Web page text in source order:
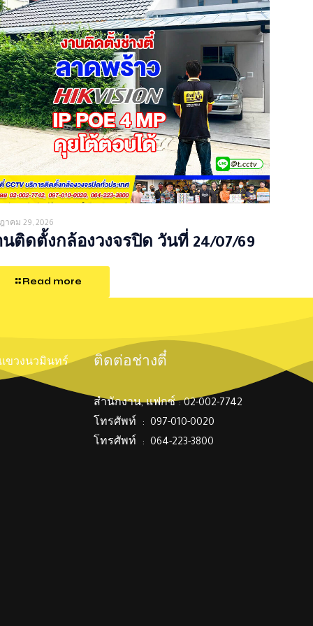
าคม 29, 2026
นติดตั้งกล้องวงจรปิด วันที่ 24/07/69
Read more
แขวงนวมินทร์ ติดต่อช่างตี๋
สำนักงาน, แฟกซ์ : 02-002-7742
โทรศัพท์ : 097-010-0020
โทรศัพท์ : 064-223-3800